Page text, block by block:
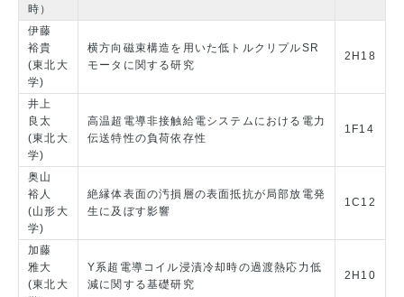
時）
伊藤
裕貴
(東北大
学)
横方向磁束構造を用いた低トルクリプルSR
モータに関する研究
2H18
井上
良太
(東北大
学)
高温超電導非接触給電システムにおける電力
伝送特性の負荷依存性
1F14
奥山
裕人
(山形大
学)
絶縁体表面の汚損層の表面抵抗が局部放電発
生に及ぼす影響
1C12
加藤
雅大
(東北大
Y系超電導コイル浸漬冷却時の過渡熱応力低
減に関する基礎研究
2H10